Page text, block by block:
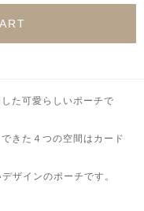
た可愛らしいポーチで
きた４つの空間はカード
ザインのポーチです。